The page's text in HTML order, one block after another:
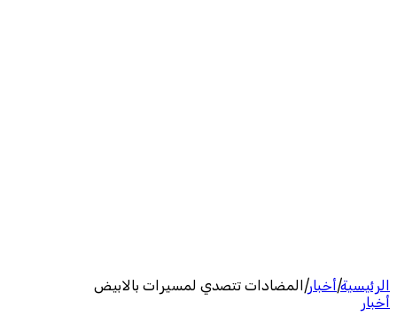
الرئيسية|أخبار| المضادات تتصدي لمسيرات بالابيض
أخبار